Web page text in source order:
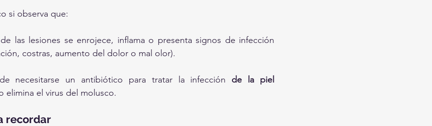
si observa que:
las lesiones se enrojece, inflama o presenta signos de infección
costras, aumento del dolor o mal olor).
necesitarse un antibiótico para tratar la infección de la piel
elimina el virus del molusco.
recordar